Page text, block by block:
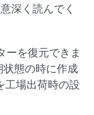
深く読んでく
ーを復元できま
状態の時に作成
工場出荷時の設